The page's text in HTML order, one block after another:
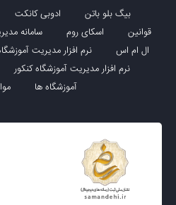
بیگ بلو باتن ادوبی کانکت
قوانین
اسکای روم
سامانه
ال ام اس
نرم افزار مدیریت
نرم افزار مدیریت آموزشگاه کنکور
آموزشگاه ها